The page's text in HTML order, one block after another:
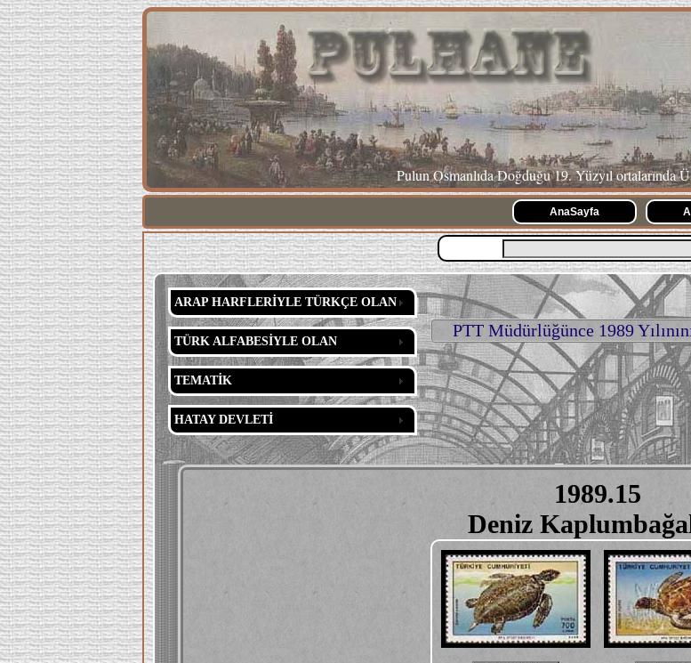
Pulun Osmanlıda Doğduğu 19. Yüzyıl ortalarında
AnaSayfa
ARAP HARFLERİYLE TÜRKÇE OLAN
TÜRK ALFABESİYLE OLAN
TEMATİK
HATAY DEVLETİ
PTT Müdürlüğünce 1989
1989.15
Deniz